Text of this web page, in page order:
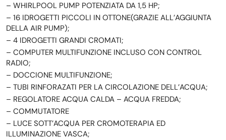
– WHIRLPOOL PUMP POTENZIATA DA 1,5 HP;
– 16 IDROGETTI PICCOLI IN OTTONE(GRAZIE ALL’AGGIUNTA
DELLA AIR PUMP);
– 4 IDROGETTI GRANDI CROMATI;
– COMPUTER MULTIFUNZIONE INCLUSO CON CONTROL
RADIO;
– DOCCIONE MULTIFUNZIONE;
– TUBI RINFORAZATI PER LA CIRCOLAZIONE DELL’ACQUA;
– REGOLATORE ACQUA CALDA – ACQUA FREDDA;
– COMMUTATORE
– LUCE SOTT’ACQUA PER CROMOTERAPIA ED
ILLUMINAZIONE VASCA;